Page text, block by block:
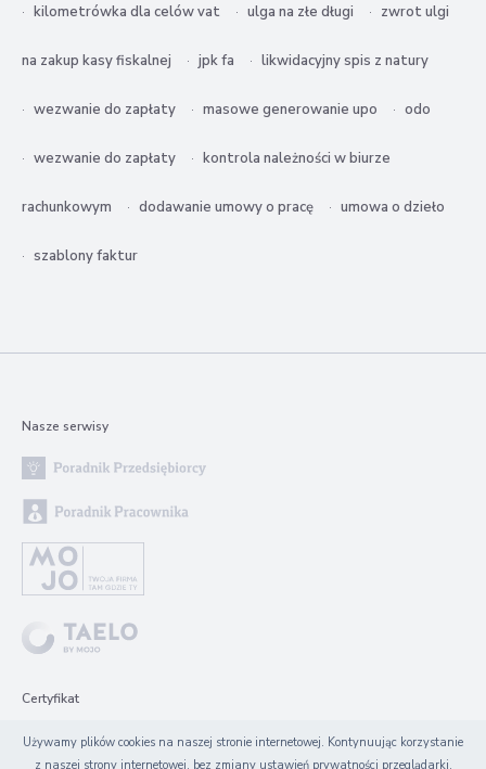
kilometrówka dla celów vat ulga na złe długi zwrot ulgi
na zakup kasy fiskalnej jpk fa likwidacyjny spis z natury
wezwanie do zapłaty masowe generowanie upo odo
wezwanie do zapłaty kontrola należności w biurze
rachunkowym dodawanie umowy o pracę umowa o dzieło
szablony faktur
Nasze serwisy
Certyfikat
Używamy plików cookies na naszej stronie internetowej. Kontynuując korzystanie
z naszej strony internetowej, bez zmiany ustawień prywatności przeglądarki,